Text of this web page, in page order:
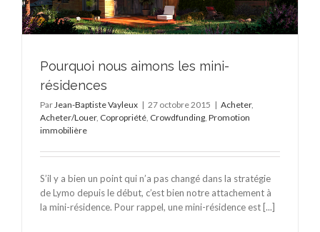
Pourquoi nous aimons les mini-
résidences
ParJean-Baptiste Vayleux | 27 octobre 2015 | Acheter,
Acheter/Louer, Copropriété, Crowdfunding, Promotion
immobilière
S’il y a bien un point qui n’a pas changé dans la stratégie
de Lymo depuis le début, c’est bien notre attachement à
la mini-résidence. Pour rappel, une mini-résidence est [...]